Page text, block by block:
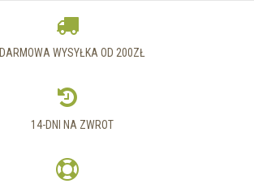
DARMOWA WYSYŁKA OD 200ZŁ
14-DNI NA ZWROT